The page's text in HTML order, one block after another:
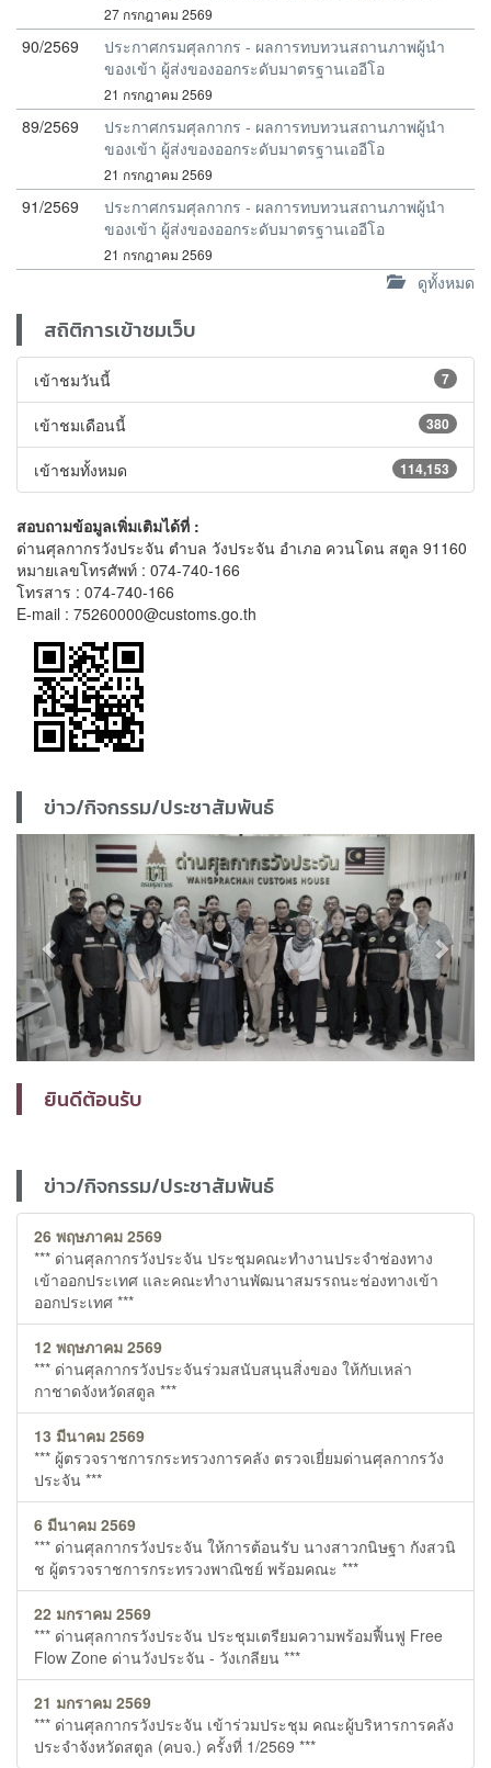
27 กรกฎาคม 2569
90/2569
ประกาศกรมศุลกากร - ผลการทบทวนสถานภาพผู้นำ
ของเข้า ผู้ส่งของออกระดับมาตรฐานเออีโอ
21 กรกฎาคม 2569
89/2569
ประกาศกรมศุลกากร - ผลการทบทวนสถานภาพผู้นำ
ของเข้า ผู้ส่งของออกระดับมาตรฐานเออีโอ
21 กรกฎาคม 2569
91/2569
ประกาศกรมศุลกากร - ผลการทบทวนสถานภาพผู้นำ
ของเข้า ผู้ส่งของออกระดับมาตรฐานเออีโอ
21 กรกฎาคม 2569
ดูทั้งหมด
สถิติการเข้าชมเว็บ
7
เข้าชมวันนี้
380
เข้าชมเดือนนี้
114,153
เข้าชมทั้งหมด
สอบถามข้อมูลเพิ่มเติมได้ที่ :
ด่านศุลกากรวังประจัน ตำบล วังประจัน อำเภอ ควนโดน สตูล 91160
หมายเลขโทรศัพท์ : 074-740-166
โทรสาร : 074-740-166
E-mail : 75260000@customs.go.th
ข่าว/กิจกรรม/ประชาสัมพันธ์
Previous Next
ยินดีต้อนรับ
ข่าว/กิจกรรม/ประชาสัมพันธ์
26 พฤษภาคม 2569
*** ด่านศุลกากรวังประจัน ประชุมคณะทำงานประจำช่องทาง
เข้าออกประเทศ และคณะทำงานพัฒนาสมรรถนะช่องทางเข้า
ออกประเทศ ***
12 พฤษภาคม 2569
*** ด่านศุลกากรวังประจันร่วมสนับสนุนสิ่งของ ให้กับเหล่า
กาชาดจังหวัดสตูล ***
13 มีนาคม 2569
*** ผู้ตรวจราชการกระทรวงการคลัง ตรวจเยี่ยมด่านศุลกากรวัง
ประจัน ***
6 มีนาคม 2569
*** ด่านศุลกากรวังประจัน ให้การต้อนรับ นางสาวกนิษฐา กังสวนิ
ช ผู้ตรวจราชการกระทรวงพาณิชย์ พร้อมคณะ ***
22 มกราคม 2569
*** ด่านศุลกากรวังประจัน ประชุมเตรียมความพร้อมฟื้นฟู Free
Flow Zone ด่านวังประจัน - วังเกลียน ***
21 มกราคม 2569
*** ด่านศุลกากรวังประจัน เข้าร่วมประชุม คณะผู้บริหารการคลัง
ประจำจังหวัดสตูล (คบจ.) ครั้งที่ 1/2569 ***